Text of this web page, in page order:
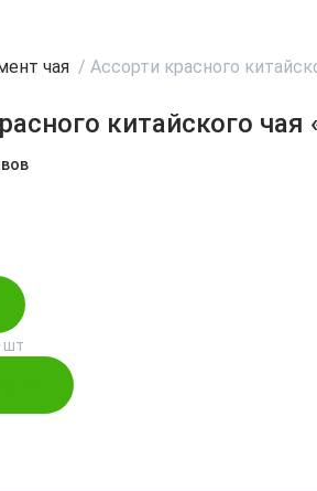
чая / Ассорти красного
китайского
шт